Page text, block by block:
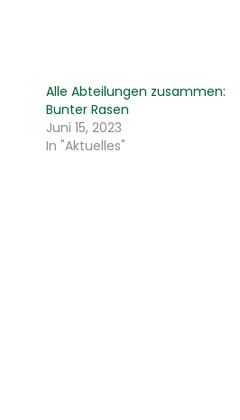
Alle Abteilungen zusammen:
Bunter Rasen
Juni 15, 2023
In "Aktuelles"